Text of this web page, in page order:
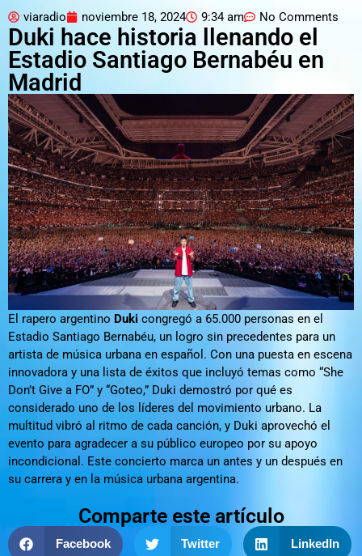
viaradio noviembre 18, 2024 9:34 am No Comments
Duki hace historia llenando el
Estadio Santiago Bernabéu en
Madrid
El rapero argentino Duki congregó a 65.000 personas en el
Estadio Santiago Bernabéu, un logro sin precedentes para un
artista de música urbana en español. Con una puesta en escena
innovadora y una lista de éxitos que incluyó temas como “She
Don’t Give a FO” y “Goteo,” Duki demostró por qué es
considerado uno de los líderes del movimiento urbano. La
multitud vibró al ritmo de cada canción, y Duki aprovechó el
evento para agradecer a su público europeo por su apoyo
incondicional. Este concierto marca un antes y un después en
su carrera y en la música urbana argentina.
Comparte este artículo
Facebook Twitter LinkedIn